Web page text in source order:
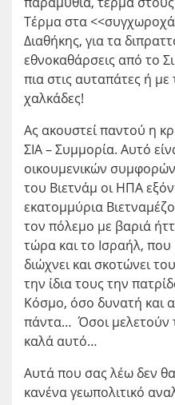
Τέρμα στα
Διαθήκης, για τα
εθνοκαθάρσεις από το
πια στις αυταπάτες ή
χαλκάδες!
Ας ακουστεί παντού η
ΣΙΑ – Συμμορία. Αυτό
οικουμενικών
του Βιετνάμ οι ΗΠΑ
εκατομμύρια
τον πόλεμο με βαριά
τώρα και το Ισραήλ, που
διώχνει και σκοτώνει
την ίδια τους την
Κόσμο, όσο δυνατή και
πάντα… Όσοι μελετούν
καλά αυτό…
Αυτά που σας λέω δεν
κανένα γεωπολιτικό